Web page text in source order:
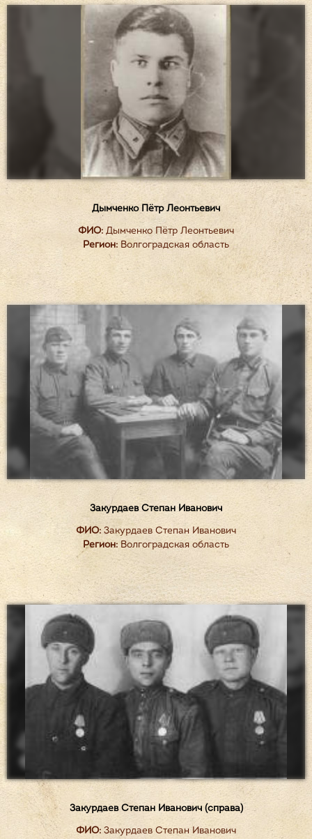
Дымченко Пётр Леонтьевич
ФИО: Дымченко Пётр Леонтьевич
Регион: Волгоградская область
Закурдаев Степан Иванович
ФИО: Закурдаев Степан Иванович
Регион: Волгоградская область
Закурдаев Степан Иванович (cправа)
ФИО: Закурдаев Степан Иванович